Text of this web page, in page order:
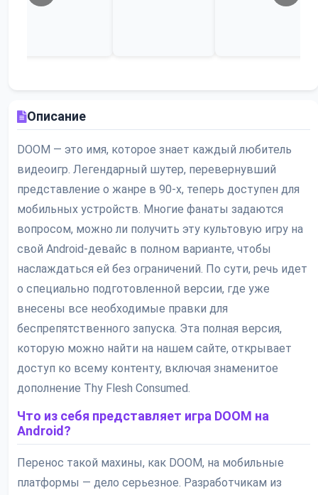
Описание
DOOM — это имя, которое знает каждый любитель
видеоигр. Легендарный шутер, перевернувший
представление о жанре в 90-х, теперь доступен для
мобильных устройств. Многие фанаты задаются
вопросом, можно ли получить эту культовую игру на
свой Android-девайс в полном варианте, чтобы
наслаждаться ей без ограничений. По сути, речь идет
о специально подготовленной версии, где уже
внесены все необходимые правки для
беспрепятственного запуска. Эта полная версия,
которую можно найти на нашем сайте, открывает
доступ ко всему контенту, включая знаменитое
дополнение Thy Flesh Consumed.
Что из себя представляет игра DOOM на
Android?
Перенос такой махины, как DOOM, на мобильные
платформы — дело серьезное. Разработчикам из